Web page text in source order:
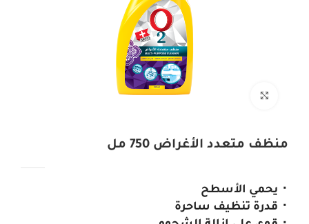
منظف ​​متعدد الأغراض 750 مل
⬝ يحمي الأسطح
⬝ قدرة تنظيف ساحرة